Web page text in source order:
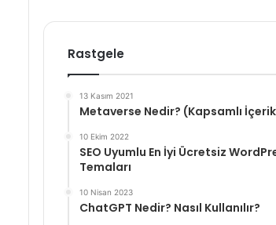
Rastgele
13 Kasım 2021
Metaverse Nedir? (Kapsamlı
10 Ekim 2022
SEO Uyumlu En İyi Ücretsiz
Temaları
10 Nisan 2023
ChatGPT Nedir? Nasıl Kullanılır?